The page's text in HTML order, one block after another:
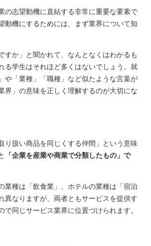
の志望動機に直結する非常に重要な要素で
動機にするためには、まず業界について知
すか」と聞かれて、なんとなくはわかるも
る学生はそれほど多くはないでしょう。就
や「業種」「職種」など似たような言葉が
界」の意味を正しく理解するのが大切にな
り扱い商品を同じくする仲間」という意味
「企業を産業や商業で分類したもの」で
業種は「飲食業」、ホテルの業種は「宿泊
異なりますが、両者ともサービスを提供す
で同じサービス業界に位置づけられます。